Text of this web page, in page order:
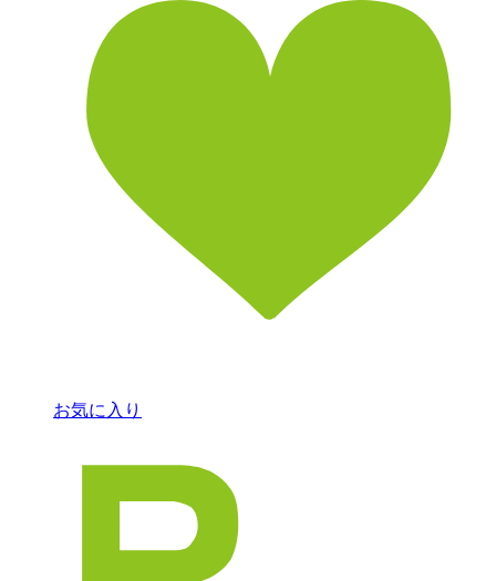
お気に入り